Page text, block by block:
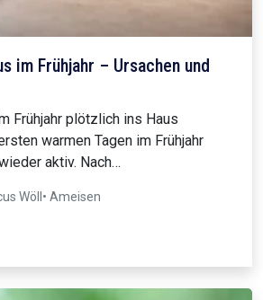
im Frühjahr – Ursachen und
Frühjahr plötzlich ins Haus
warmen Tagen im Frühjahr
aktiv. Nach…
Wöll • Ameisen